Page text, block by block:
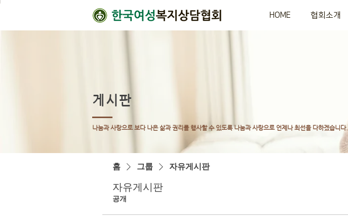
HOME 협회소개
게시판
나눔과 사랑으로 보다 나은 삶과 권리를 행사할 수 있도록나눔과 사랑으로 언제나 최선을 다하겠습니다.
홈 그룹 자유게시판
자유게시판
공개